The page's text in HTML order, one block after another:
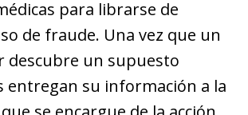
para librarse de
de fraude. Una vez que un
descubre un supuesto
entregan su información a la